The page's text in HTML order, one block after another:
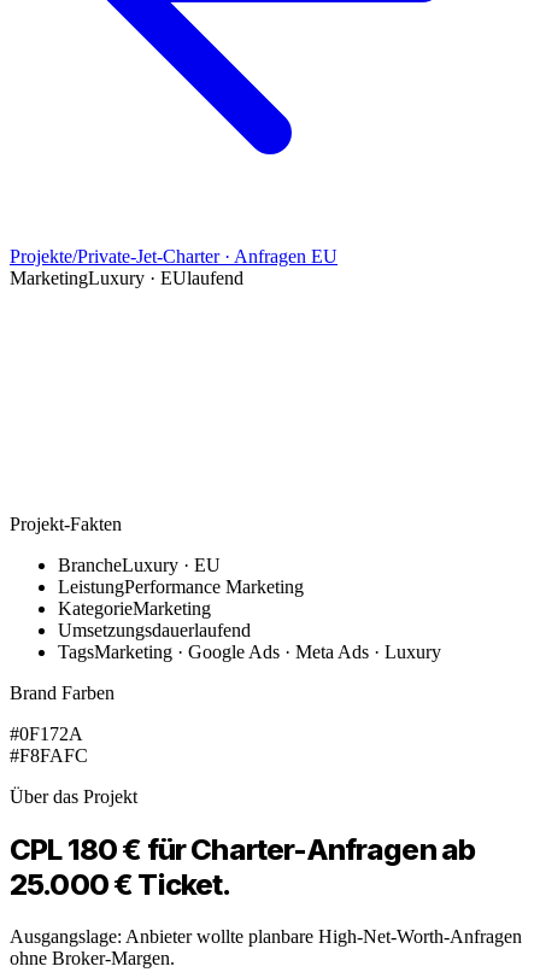
Projekte/Private-Jet-Charter · Anfragen EU
MarketingLuxury · EUlaufend
Projekt-Fakten
BrancheLuxury · EU
LeistungPerformance Marketing
KategorieMarketing
Umsetzungsdauerlaufend
TagsMarketing · Google Ads · Meta Ads · Luxury
Brand Farben
#0F172A
#F8FAFC
Über das Projekt
CPL 180 € für Charter-Anfragen ab
25.000 € Ticket.
Ausgangslage: Anbieter wollte planbare High-Net-Worth-Anfragen
ohne Broker-Margen.